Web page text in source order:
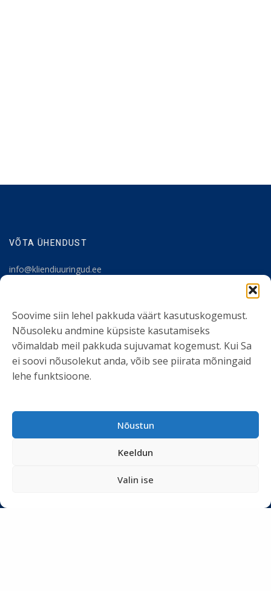
Soovime siin lehel pakkuda väärt kasutuskogemust.
Nõusoleku andmine küpsiste kasutamiseks
võimaldab meil pakkuda sujuvamat kogemust. Kui Sa
ei soovi nõusolekut anda, võib see piirata mõningaid
lehe funktsioone.
Nõustun
Keeldun
Valin ise
VÕTA ÜHENDUST
info@kliendiuuringud.ee
KASULIK INFO
Teenused
Tööriistad
Blogi